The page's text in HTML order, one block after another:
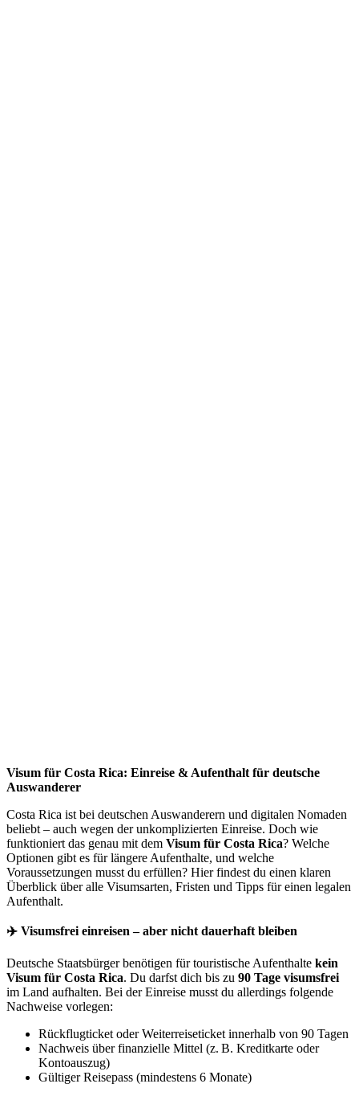
Visum für Costa Rica: Einreise & Aufenthalt für deutsche
Auswanderer
Costa Rica ist bei deutschen Auswanderern und digitalen Nomaden
beliebt – auch wegen der unkomplizierten Einreise. Doch wie
funktioniert das genau mit dem Visum für Costa Rica? Welche
Optionen gibt es für längere Aufenthalte, und welche
Voraussetzungen musst du erfüllen? Hier findest du einen klaren
Überblick über alle Visumsarten, Fristen und Tipps für einen legalen
Aufenthalt.
✈️ Visumsfrei einreisen – aber nicht dauerhaft bleiben
Deutsche Staatsbürger benötigen für touristische Aufenthalte kein
Visum für Costa Rica. Du darfst dich bis zu 90 Tage visumsfrei
im Land aufhalten. Bei der Einreise musst du allerdings folgende
Nachweise vorlegen:
Rückflugticket oder Weiterreiseticket innerhalb von 90 Tagen
Nachweis über finanzielle Mittel (z. B. Kreditkarte oder
Kontoauszug)
Gültiger Reisepass (mindestens 6 Monate)